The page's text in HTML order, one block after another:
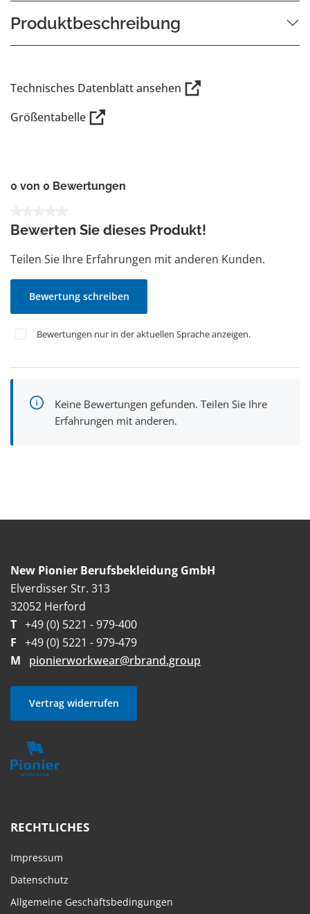
Produktbeschreibung
Technisches Datenblatt ansehen
Größentabelle
0 von 0 Bewertungen
Bewerten Sie dieses Produkt!
Teilen Sie Ihre Erfahrungen mit anderen Kunden.
Bewertung schreiben
Bewertungen nur in der aktuellen Sprache anzeigen.
Keine Bewertungen gefunden. Teilen Sie Ihre
Erfahrungen mit anderen.
New Pionier Berufsbekleidung GmbH
Elverdisser Str. 313
32052 Herford
T +49 (0) 5221 - 979-400
F +49 (0) 5221 - 979-479
M
pionierworkwear@rbrand.group
Vertrag widerrufen
RECHTLICHES
Impressum
Datenschutz
Allgemeine Geschäftsbedingungen